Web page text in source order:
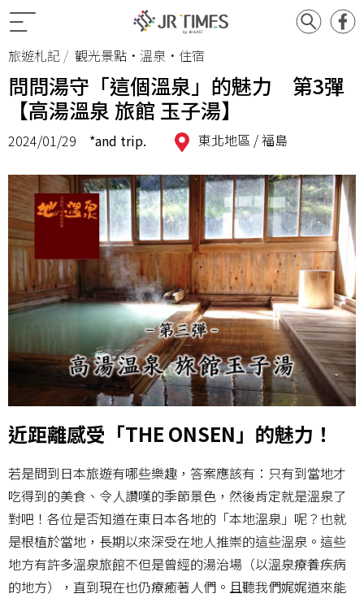
旅遊札記 觀光景點•溫泉•住宿
問問湯守「這個溫泉」的魅力 第3彈
【高湯溫泉 旅館 玉子湯】
2024/01/29 *and trip. 東北地區 /福島
近距離感受「THE ONSEN」的魅力！
若是問到日本旅遊有哪些樂趣，答案應該有：只有到當地才
吃得到的美食、令人讚嘆的季節景色，然後肯定就是溫泉了
對吧！各位是否知道在東日本各地的「本地溫泉」呢？也就
是根植於當地，長期以來深受在地人推崇的這些溫泉。這些
地方有許多溫泉旅館不但是曾經的湯治場（以溫泉療養疾病
的地方），直到現在也仍療癒著人們。且聽我們娓娓道來能